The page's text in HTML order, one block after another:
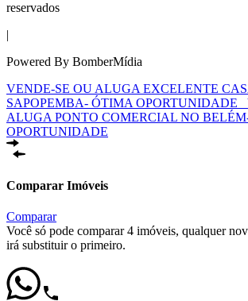
reservados
|
Powered By BomberMídia
VENDE-SE OU ALUGA EXCELENTE
SAPOPEMBA- ÓTIMA OPORTUNIDADE
ALUGA PONTO COMERCIAL NO
OPORTUNIDADE
Comparar Imóveis
Comparar
Você só pode comparar 4 imóveis, qualquer
irá substituir o primeiro.